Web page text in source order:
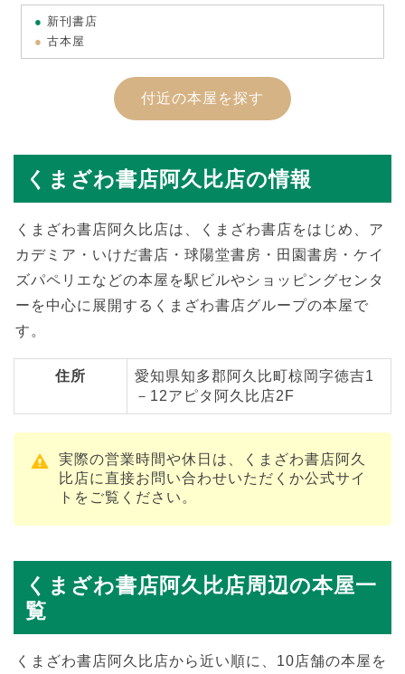
新刊書店
古本屋
付近の本屋を探す
くまざわ書店阿久比店の情報
くまざわ書店阿久比店は、くまざわ書店をはじめ、ア
カデミア・いけだ書店・球陽堂書房・田園書房・ケイ
ズパペリエなどの本屋を駅ビルやショッピングセンタ
ーを中心に展開するくまざわ書店グループの本屋で
す。
住所
愛知県知多郡阿久比町椋岡字徳吉1
－12アピタ阿久比店2F
実際の営業時間や休日は、くまざわ書店阿久
比店に直接お問い合わせいただくか公式サイ
トをご覧ください。
くまざわ書店阿久比店周辺の本屋一
覧
くまざわ書店阿久比店から近い順に、10店舗の本屋を